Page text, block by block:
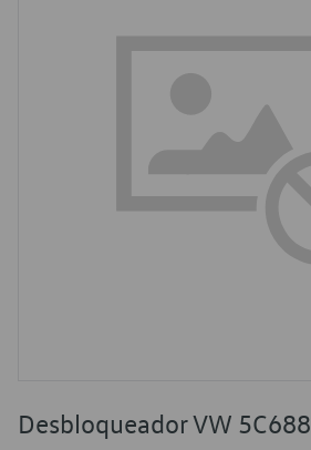
Desbloqueador VW